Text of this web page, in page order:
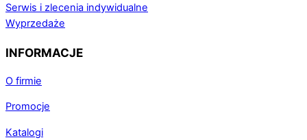
Serwis i zlecenia indywidualne
Wyprzedaże
INFORMACJE
O firmie
Promocje
Katalogi